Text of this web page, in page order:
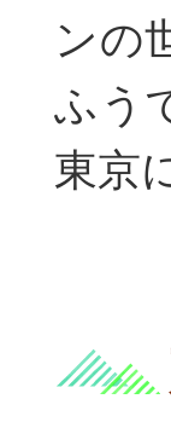
ンの
ふう
東京